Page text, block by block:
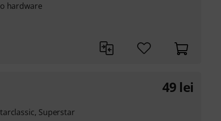
hardware
Superstar
49 lei